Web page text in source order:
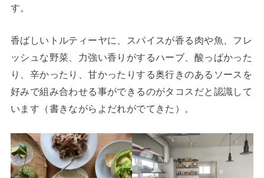
す。
香ばしいトルティーヤに、スパイスが香る肉や魚、フレ
ッシュな野菜、力強い香りがするハーブ、酸っぱかった
り、辛かったり、甘かったりする奥行きのあるソースを
好みで組み合わせる事ができるのがタコスだと認識して
います（書きながらよだれがでてきた）。